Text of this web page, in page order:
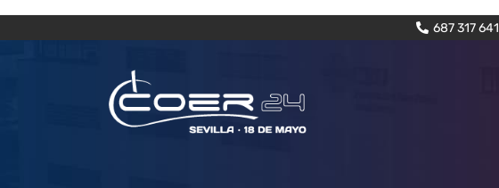
687 317 641